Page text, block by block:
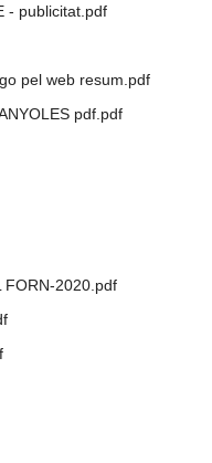
- publicitat.pdf
pel web resum.pdf
pdf.pdf
FORN-2020.pdf